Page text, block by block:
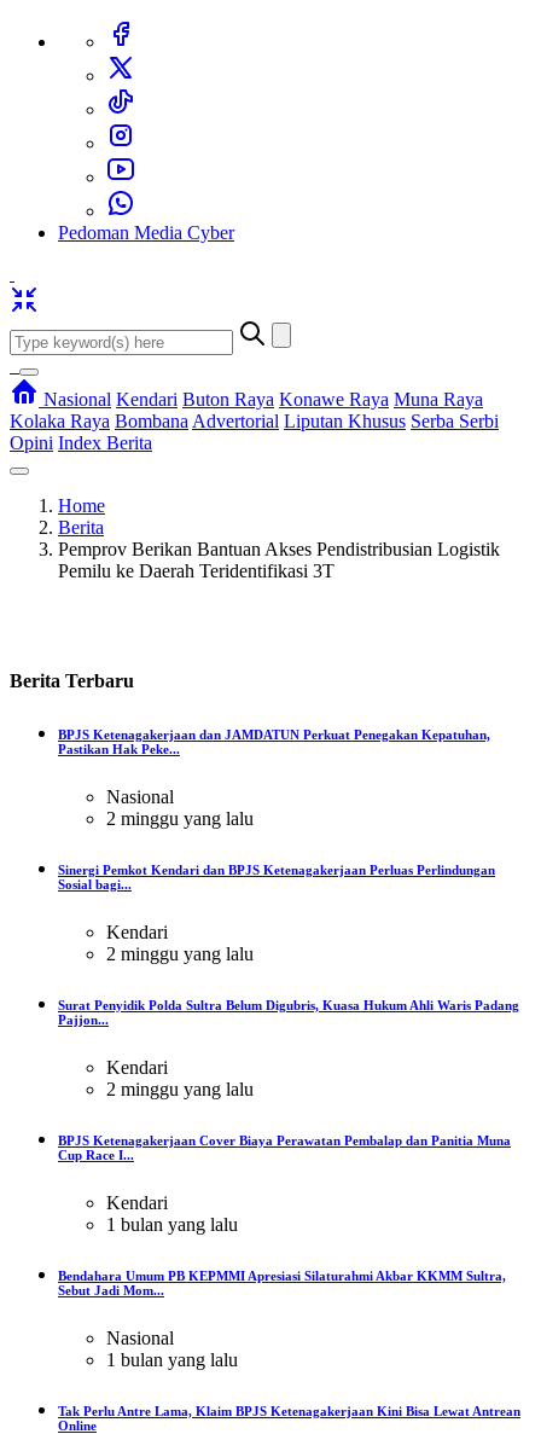
Pedoman Media Cyber
Nasional Kendari Buton Raya Konawe Raya Muna Raya
Kolaka Raya Bombana Advertorial Liputan Khusus Serba Serbi
Opini Index Berita
Home
Berita
Pemprov Berikan Bantuan Akses Pendistribusian Logistik
Pemilu ke Daerah Teridentifikasi 3T
Berita Terbaru
BPJS Ketenagakerjaan dan JAMDATUN Perkuat Penegakan Kepatuhan,
Pastikan Hak Peke...
Nasional
2 minggu yang lalu
Sinergi Pemkot Kendari dan BPJS Ketenagakerjaan Perluas Perlindungan
Sosial bagi...
Kendari
2 minggu yang lalu
Surat Penyidik Polda Sultra Belum Digubris, Kuasa Hukum Ahli Waris Padang
Pajjon...
Kendari
2 minggu yang lalu
BPJS Ketenagakerjaan Cover Biaya Perawatan Pembalap dan Panitia Muna
Cup Race I...
Kendari
1 bulan yang lalu
Bendahara Umum PB KEPMMI Apresiasi Silaturahmi Akbar KKMM Sultra,
Sebut Jadi Mom...
Nasional
1 bulan yang lalu
Tak Perlu Antre Lama, Klaim BPJS Ketenagakerjaan Kini Bisa Lewat Antrean
Online